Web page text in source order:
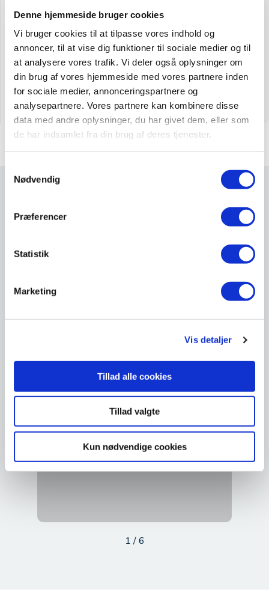
Denne hjemmeside bruger cookies
Vi bruger cookies til at tilpasse vores indhold og
annoncer, til at vise dig funktioner til sociale medier og til
at analysere vores trafik. Vi deler også oplysninger om
din brug af vores hjemmeside med vores partnere inden
for sociale medier, annonceringspartnere og
analysepartnere. Vores partnere kan kombinere disse
data med andre oplysninger, du har givet dem, eller som
de har indsamlet fra din brug af deres tjenester.
Nødvendig
Præferencer
Statistik
Marketing
Vis detaljer
Tillad alle cookies
Tillad valgte
Kun nødvendige cookies
MF Activa
Læs mere
Galleri
1/6